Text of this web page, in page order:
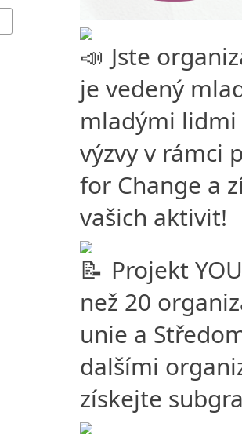
Jste
je vedený
mladými lidmi
výzvy v rámci
for Change a
vašich aktivit!
Projekt
než 20
unie a
dalšími
získejte